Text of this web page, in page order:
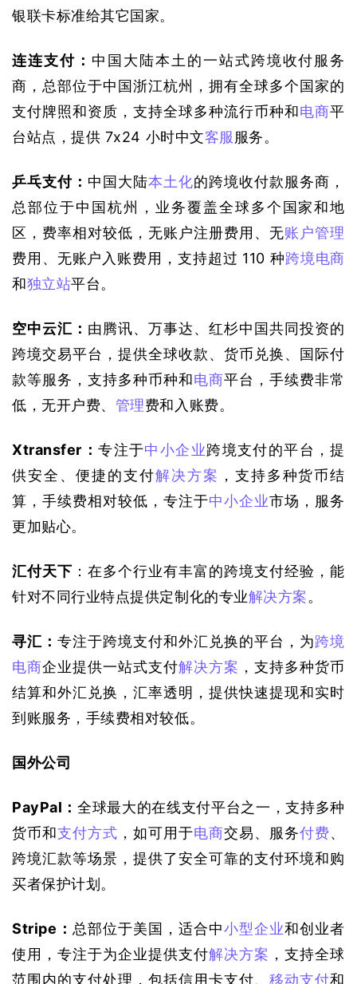
银联卡标准给其它国家。
连连支付： 中国大陆本土的一站式跨境收付服务
商，总部位于中国浙江杭州，拥有全球多个国家的
支付牌照和资质，支持全球多种流行币种和电商平
台站点，提供 7x24 小时中文客服 服务。
乒乓支付： 中国大陆本土化的跨境收付款服务商，
总部位于中国杭州，业务覆盖全球多个国家和地
区，费率相对较低，无账户注册费用、无账户管理
费用、无账户入账费用，支持超过 110 种跨境电商
和独立站平台。
空中云汇： 由腾讯、万事达、红杉中国共同投资的
跨境交易平台，提供全球收款、货币兑换、国际付
款等服务，支持多种币种和电商平台，手续费非常
低，无开户费、 管理费和入账费。
Xtransfer：专注于中小企业跨境支付的平台，提
供安全、便捷的支付解决方案 ，支持多种货币结
算，手续费相对较低，专注于中小企业市场，服务
更加贴心。
汇付天下 ：在多个行业有丰富的跨境支付经验，能
针对不同行业特点提供定制化的专业解决方案。
寻汇：专注于跨境支付和外汇兑换的平台，为跨境
电商企业提供一站式支付解决方案 ，支持多种货币
结算和外汇兑换，汇率透明，提供快速提现和实时
到账服务，手续费相对较低。
国外公司
PayPal：全球最大的在线支付平台之一，支持多种
货币和支付方式 ，如可用于电商交易、服务付费、
跨境汇款等场景，提供了安全可靠的支付环境和购
买者保护计划。
Stripe： 总部位于美国，适合中小型企业和创业者
使用，专注于为企业提供支付解决方案 ，支持全球
范围内的支付处理，包括信用卡支付、移动支付和